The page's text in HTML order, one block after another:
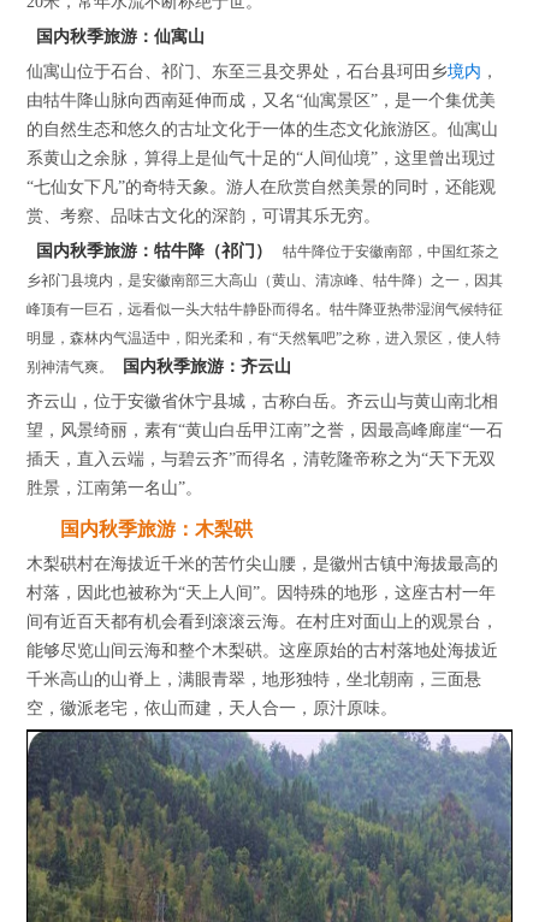
国内秋季旅游：仙寓山
仙寓山位于石台、祁门、东至三县交界处，石台县珂田乡境内 ，
由牯牛降山脉向西南延伸而成，又名“仙寓景区”，是一个集优美
的自然生态和悠久的古址文化于一体的生态文化旅游区。仙寓山
系黄山之余脉，算得上是仙气十足的“人间仙境”，这里曾出现过
“七仙女下凡”的奇特天象。游人在欣赏自然美景的同时，还能观
赏、考察、品味古文化的深韵，可谓其乐无穷。
国内秋季旅游：牯牛降（祁门）
牯牛降位于安徽南部，中国红茶之
乡祁门县境内，是安徽南部三大高山（黄山、清凉峰、牯牛降）之一，因其
峰顶有一巨石，远看似一头大牯牛静卧而得名。牯牛降亚热带湿润气候特征
明显，森林内气温适中，阳光柔和，有“天然氧吧”之称，进入景区，使人特
别神清气爽。
国内秋季旅游：齐云山
齐云山，位于安徽省休宁县城，古称白岳。齐云山与黄山南北相
望，风景绮丽，素有“黄山白岳甲江南”之誉，因最高峰廊崖“一石
插天，直入云端，与碧云齐”而得名，清乾隆帝称之为“天下无双
胜景，江南第一名山”。
国内秋季旅游：木梨硔
木梨硔村在海拔近千米的苦竹尖山腰，是徽州古镇中海拔最高的
村落，因此也被称为“天上人间”。因特殊的地形，这座古村一年
间有近百天都有机会看到滚滚云海。在村庄对面山上的观景台，
能够尽览山间云海和整个木梨硔。这座原始的古村落地处海拔近
千米高山的山脊上，满眼青翠，地形独特，坐北朝南，三面悬
空，徽派老宅，依山而建，天人合一，原汁原味。